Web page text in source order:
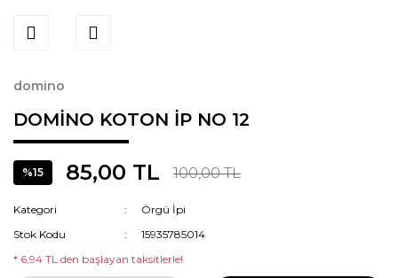
domino
DOMİNO KOTON İP NO 12
%15 85,00 TL 100,00 TL
Kategori
Örgü İpi
Stok Kodu
15935785014
* 6,94 TL den başlayan taksitlerle!